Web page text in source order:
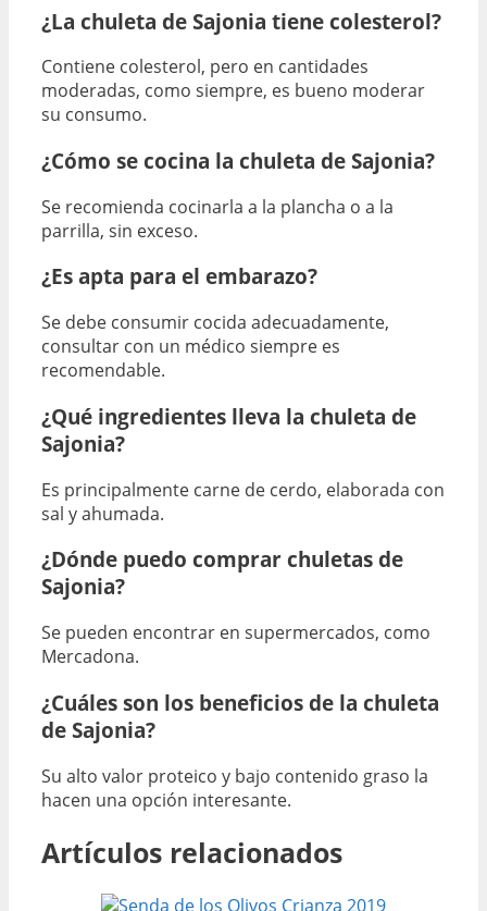
¿La chuleta de Sajonia tiene colesterol?
Contiene colesterol, pero en cantidades
moderadas, como siempre, es bueno moderar
su consumo.
¿Cómo se cocina la chuleta de Sajonia?
Se recomienda cocinarla a la plancha o a la
parrilla, sin exceso.
¿Es apta para el embarazo?
Se debe consumir cocida adecuadamente,
consultar con un médico siempre es
recomendable.
¿Qué ingredientes lleva la chuleta de
Sajonia?
Es principalmente carne de cerdo, elaborada con
sal y ahumada.
¿Dónde puedo comprar chuletas de
Sajonia?
Se pueden encontrar en supermercados, como
Mercadona.
¿Cuáles son los beneficios de la chuleta
de Sajonia?
Su alto valor proteico y bajo contenido graso la
hacen una opción interesante.
Artículos relacionados